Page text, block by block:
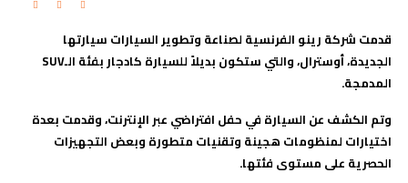
قدمت شركة رينو الفرنسية لصناعة وتطوير السيارات سيارتها
الجديدة، أوسترال، والتي ستكون بديلاً للسيارة كادجار بفئة الـSUV
المدمجة.
وتم الكشف عن السيارة في حفل افتراضي عبر الإنترنت، وقدمت بعدة
اختيارات لمنظومات هجينة وتقنيات متطورة وبعض التجهيزات
الحصرية على مستوى فئتها.